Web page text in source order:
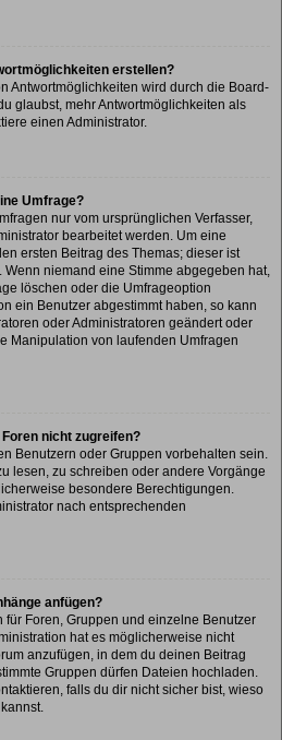
erstellen?
Antwortmöglichkeiten wird durch die Board-
glaubst, mehr Antwortmöglichkeiten als
einen Administrator.
Umfrage?
nur vom ursprünglichen Verfasser,
bearbeitet werden. Um eine
ersten Beitrag des Themas; dieser ist
Wenn niemand eine Stimme abgegeben hat,
löschen oder die Umfrageoption
ein Benutzer abgestimmt haben, so kann
oder Administratoren geändert oder
Manipulation von laufenden Umfragen
nicht zugreifen?
Benutzern oder Gruppen vorbehalten sein.
lesen, zu schreiben oder andere Vorgänge
besondere Berechtigungen.
nach entsprechenden
anfügen?
Foren, Gruppen und einzelne Benutzer
hat es möglicherweise nicht
anzufügen, in dem du deinen Beitrag
Gruppen dürfen Dateien hochladen.
falls du dir nicht sicher bist, wieso